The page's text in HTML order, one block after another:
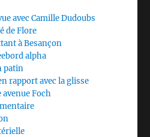
avec Camille Dudoubs
de Flore
à Besançon
alpha
patin
rapport avec la glisse
Foch